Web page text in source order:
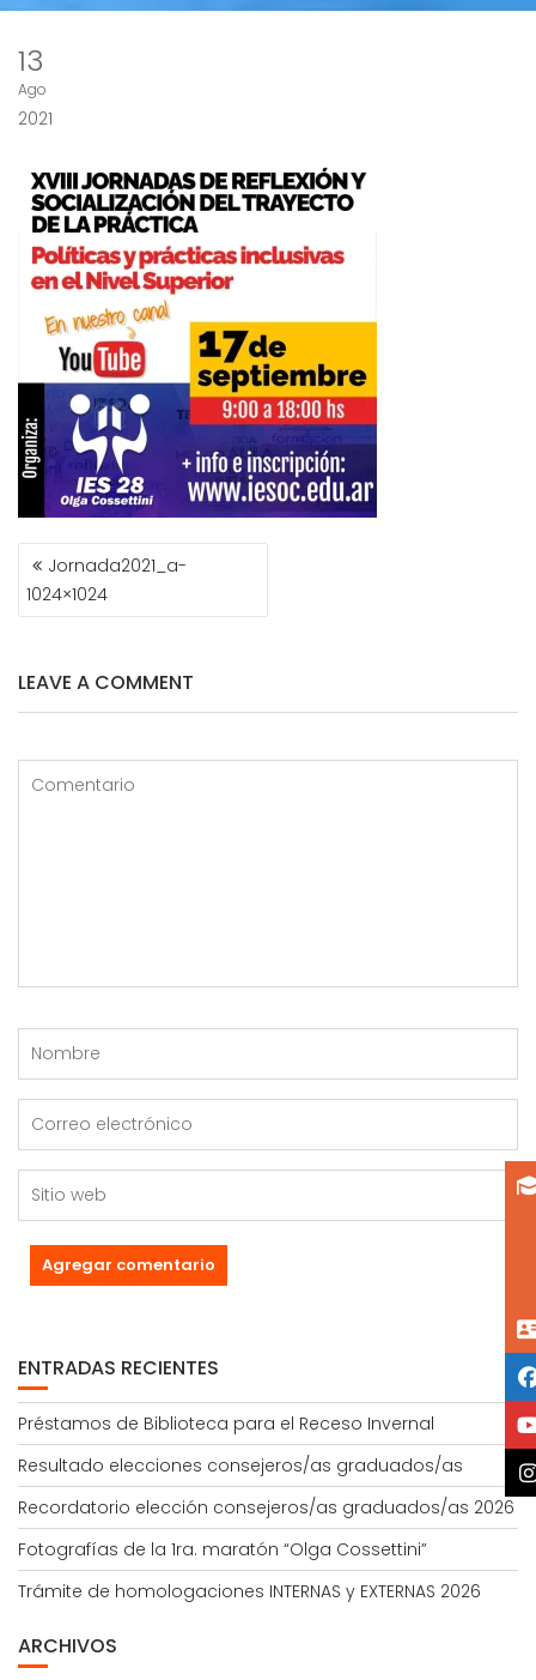
13
Ago
2021
NAVEGACIÓN
DE
ENTRADAS
Jornada2021_a-
1024×1024
LEAVE A COMMENT
ENTRADAS RECIENTES
Préstamos de Biblioteca para el Receso Invernal
Resultado elecciones consejeros/as graduados/as
Recordatorio elección consejeros/as graduados/as 2026
Fotografías de la 1ra. maratón “Olga Cossettini”
Trámite de homologaciones INTERNAS y EXTERNAS 2026
ARCHIVOS